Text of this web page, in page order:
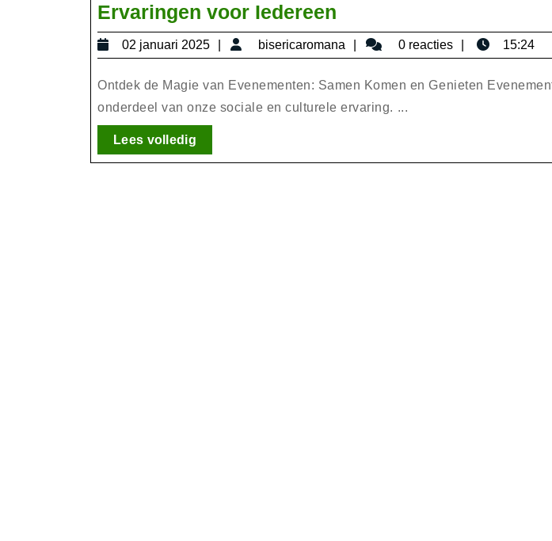
Ervaringen voor Iedereen
de
Betovering
van
Culturele
02 januari 2025
02
januari
2025
bisericaromana bisericaromana
0 reacties 15:24
Ontdek de Magie van Evenementen: Samen Komen en Genieten
onderdeel van onze sociale en culturele ervaring. ...
Lees volledigLees
volledig